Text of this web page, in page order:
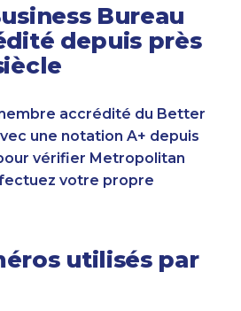
Bureau
depuis près
accrédité du Better
une notation A+ depuis
vérifier Metropolitan
votre propre
utilisés par